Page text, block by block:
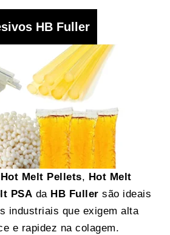
HB Fuller
Hot Melt Pellets, Hot Melt
PSA da HB Fuller são ideais
industriais que exigem alta
e rapidez na colagem.